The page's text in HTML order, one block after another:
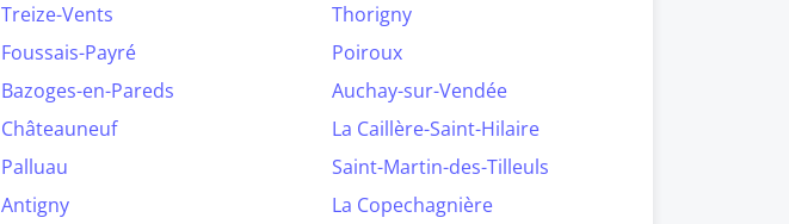
Treize-Vents
Thorigny
Foussais-Payré
Poiroux
Bazoges-en-Pareds
Auchay-sur-Vendée
Châteauneuf
La Caillère-Saint-Hilaire
Palluau
Saint-Martin-des-Tilleuls
Antigny
La Copechagnière